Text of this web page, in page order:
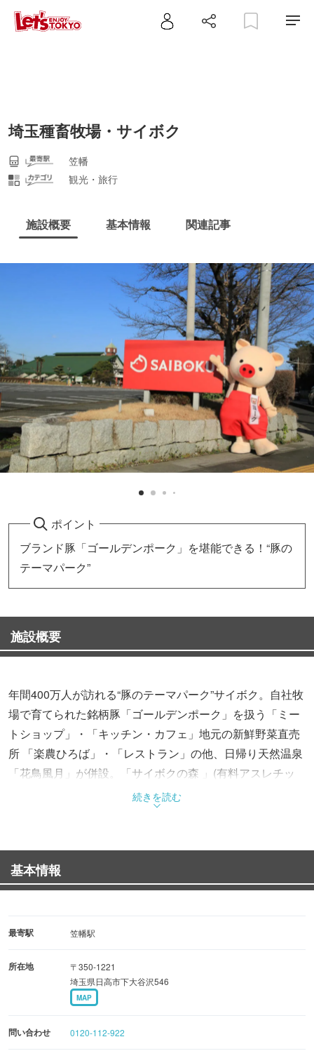
埼玉種畜牧場・サイボク
笠幡
観光・旅行
施設概要 基本情報 関連記事
ポイント
ブランド豚「ゴールデンポーク」を堪能できる！“豚の
テーマパーク”
施設概要
年間400万人が訪れる“豚のテーマパーク”サイボク。自社牧
場で育てられた銘柄豚「ゴールデンポーク」を扱う「ミー
トショップ」・「キッチン・カフェ」地元の新鮮野菜直売
所 「楽農ひろば」・「レストラン」の他、日帰り天然温泉
「花鳥風月」が併設。「サイボクの森 」(有料アスレチッ
ク）では、子どもたちが思いっきり遊べ一日中楽しめる。
続きを読む
基本情報
最寄駅 笠幡駅
所在地
〒350-1221
埼玉県日高市下大谷沢546
MAP
問い合わせ 0120-112-922